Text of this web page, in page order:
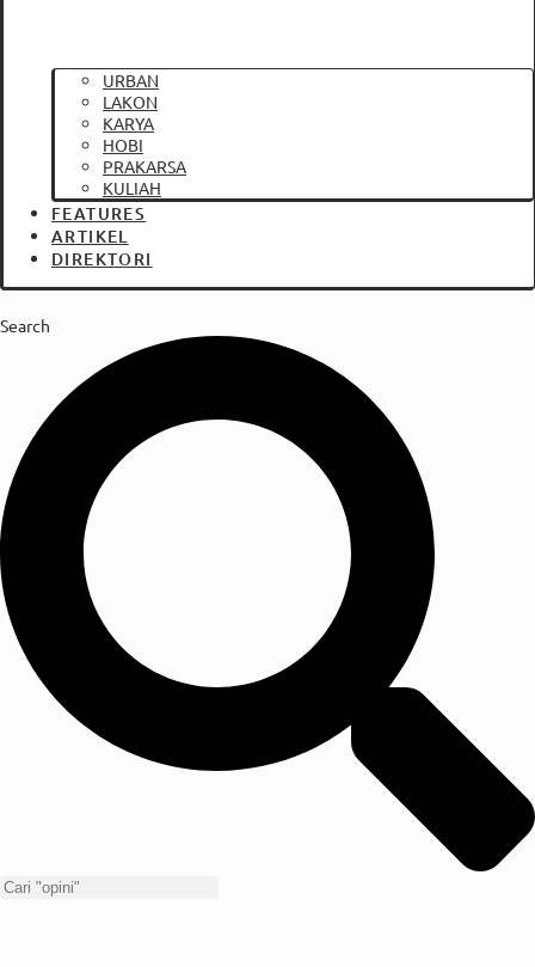
URBAN
LAKON
KARYA
HOBI
PRAKARSA
KULIAH
FEATURES
ARTIKEL
DIREKTORI
Search